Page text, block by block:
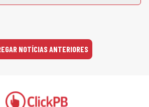
NOTÍCIAS ANTERIORES